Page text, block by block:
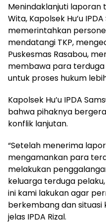
Menindaklanjuti laporan
Wita, Kapolsek Hu’u
memerintahkan
mendatangi TKP,
Puskesmas Rasabou,
membawa para terduga
untuk proses hukum
Kapolsek Hu’u IPDA
bahwa pihaknya
konflik lanjutan.
“Setelah menerima
mengamankan para
melakukan
keluarga terduga
ini kami lakukan agar
berkembang dan
jelas IPDA Rizal.